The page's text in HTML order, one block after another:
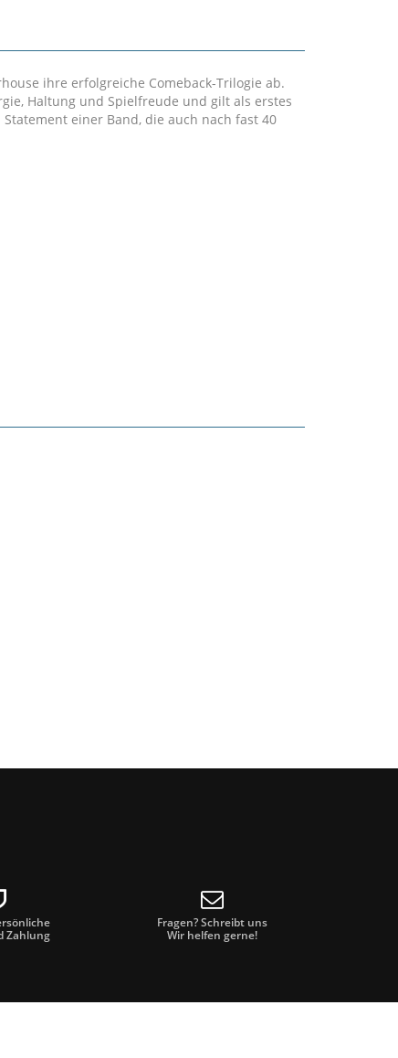
ihre erfolgreiche Comeback-Trilogie ab.
Haltung und Spielfreude und gilt als erstes
einer Band, die auch nach fast 40
Zahlung
Fragen? Schreibt uns
Wir helfen gerne!